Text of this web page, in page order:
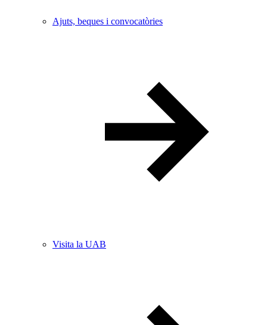
Ajuts, beques i convocatòries
Visita la UAB